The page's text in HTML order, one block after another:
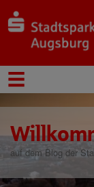
auf dem Blog der